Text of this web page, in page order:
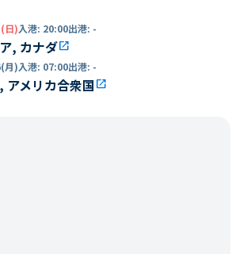
日)入港: 20:00出港: -
, カナダopen_in_new
月)入港: 07:00出港: -
アメリカ合衆国open_in_new